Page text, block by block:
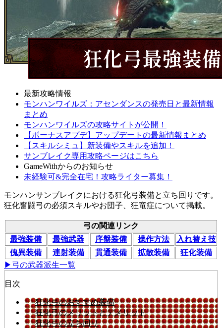
最新攻略情報
モンハンワイルズ：アセンダンスの発売日と最新情報
まとめ
モンハンワイルズの攻略サイトが公開！
【ボーナスアプデ】アップデートの最新情報まとめ
【スキルシミュ】新装備やスキルを追加！
サンブレイク専用攻略ページはこちら
GameWithからのお知らせ
未経験可&完全在宅！攻略ライター募集！
モンハンサンブレイクにおける狂化弓装備と立ち回りです。
狂化奮闘弓の必須スキルやお団子、狂竜症について掲載。
弓の関連リンク
最強装備
最強武器 序盤装備 操作方法
入れ替え技
傀異装備
連射装備 貫通装備 拡散装備
狂化装備
▶弓の武器派生一覧
目次
狂化弓のおすすめ装備
狂化弓のメリットとデメリット
狂化弓の立ち回り